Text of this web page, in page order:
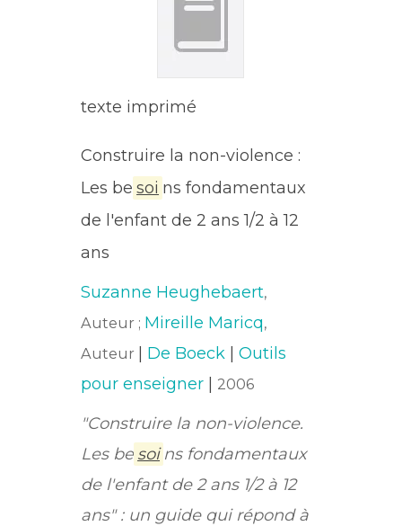
texte imprimé
Construire la non-violence :
Les be soi ns fondamentaux
de l'enfant de 2 ans 1/2 à 12
ans
Suzanne Heughebaert,
Auteur ; Mireille Maricq,
Auteur
De Boeck |Outils
pour enseigner
2006
"Construire la non-violence.
Les be soi ns fondamentaux
de l'enfant de 2 ans 1/2 à 12
ans" : un guide qui répond à